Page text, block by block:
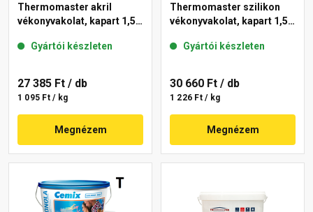
Thermomaster akril
vékonyvakolat, kapart 1,5
Gyártói készleten
27 385 Ft / db
1 095 Ft / kg
Megnézem
Thermomaster szilikon
vékonyvakolat, kapart 1,5
Gyártói készleten
30 660 Ft / db
1 226 Ft / kg
Megnézem